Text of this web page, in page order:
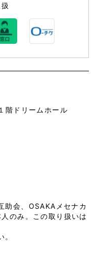
階ドリームホール
助会、OSAKAメセナカ
のみ。この取り扱いは